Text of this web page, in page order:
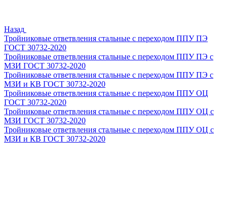
Назад
Тройниковые ответвления стальные с переходом ППУ ПЭ
ГОСТ 30732-2020
Тройниковые ответвления стальные с переходом ППУ ПЭ с
МЗИ ГОСТ 30732-2020
Тройниковые ответвления стальные с переходом ППУ ПЭ с
МЗИ и КВ ГОСТ 30732-2020
Тройниковые ответвления стальные с переходом ППУ ОЦ
ГОСТ 30732-2020
Тройниковые ответвления стальные с переходом ППУ ОЦ с
МЗИ ГОСТ 30732-2020
Тройниковые ответвления стальные с переходом ППУ ОЦ с
МЗИ и КВ ГОСТ 30732-2020